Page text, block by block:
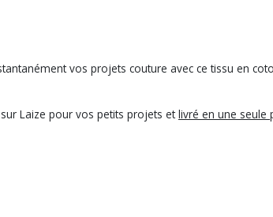
vos projets couture avec ce tissu en
Laize pour vos petits projets etlivré en une seule